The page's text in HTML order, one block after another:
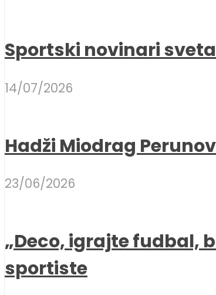
Sportski novinari
14/07/2026
Hadži Miodrag
23/06/2026
„Deco, igrajte fudbal,
sportiste